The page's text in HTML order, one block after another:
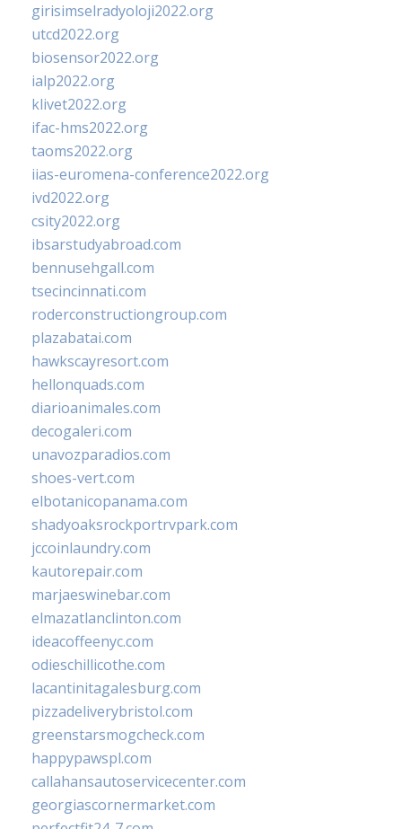
girisimselradyoloji2022.org
utcd2022.org
biosensor2022.org
ialp2022.org
klivet2022.org
ifac-hms2022.org
taoms2022.org
iias-euromena-conference2022.org
ivd2022.org
csity2022.org
ibsarstudyabroad.com
bennusehgall.com
tsecincinnati.com
roderconstructiongroup.com
plazabatai.com
hawkscayresort.com
hellonquads.com
diarioanimales.com
decogaleri.com
unavozparadios.com
shoes-vert.com
elbotanicopanama.com
shadyoaksrockportrvpark.com
jccoinlaundry.com
kautorepair.com
marjaeswinebar.com
elmazatlanclinton.com
ideacoffeenyc.com
odieschillicothe.com
lacantinitagalesburg.com
pizzadeliverybristol.com
greenstarsmogcheck.com
happypawspl.com
callahansautoservicecenter.com
georgiascornermarket.com